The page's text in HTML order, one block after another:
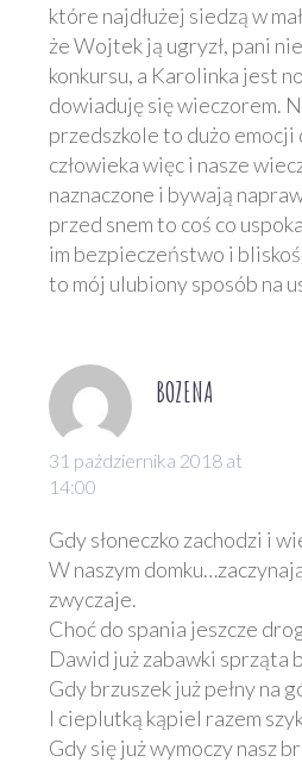
które najdłużej siedzą w
że Wojtek ją ugryzł, pani
konkursu, a Karolinka jest
dowiaduję się wieczorem.
przedszkole to dużo emocji
człowieka więc i nasze
naznaczone i bywają
przed snem to coś co
im bezpieczeństwo i
to mój ulubiony sposób na
BOZENA
31 października 2018 at
14:00
Gdy słoneczko zachodzi i
W naszym
zwyczaje.
Choć do spania jeszcze
Dawid już zabawki sprząta
Gdy brzuszek już pełny na
I cieplutką kąpiel razem
Gdy się już wymoczy nasz